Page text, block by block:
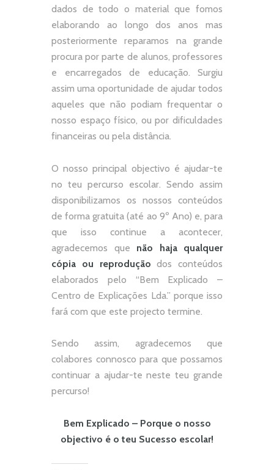
dados de todo o material que fomos
elaborando ao longo dos anos mas
posteriormente reparamos na grande
procura por parte de alunos, professores
e encarregados de educação. Surgiu
assim uma oportunidade de ajudar todos
aqueles que não podiam frequentar o
nosso espaço físico, ou por dificuldades
financeiras ou pela distância.
O nosso principal objectivo é ajudar-te
no teu percurso escolar. Sendo assim
disponibilizamos os nossos conteúdos
de forma gratuita (até ao 9º Ano) e, para
que isso continue a acontecer,
agradecemos que não
haja qualquer
cópia ou reprodução dos conteúdos
elaborados pelo “Bem Explicado –
Centro de Explicações Lda.” porque isso
fará com que este projecto termine.
Sendo assim, agradecemos que
colabores connosco para que possamos
continuar a ajudar-te neste teu grande
percurso!
Bem Explicado – Porque o nosso
objectivo é o teu Sucesso escolar!